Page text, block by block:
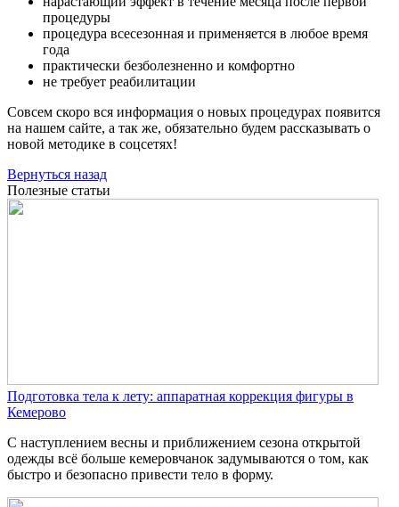
процедуры
процедура всесезонная и применяется в любое время
года
практически безболезненно и комфортно
не требует реабилитации
Совсем скоро вся информация о новых процедурах появится
на нашем сайте, а так же, обязательно будем рассказывать о
новой методике в соцсетях!
Вернуться назад
Полезные статьи
Подготовка тела к лету: аппаратная коррекция фигуры в
Кемерово
С наступлением весны и приближением сезона открытой
одежды всё больше кемеровчанок задумываются о том, как
быстро и безопасно привести тело в форму.